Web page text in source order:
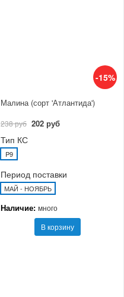
-15%
Малина (сорт 'Атлантида')
238 руб 202 руб
Тип КС
P9
Период поставки
МАЙ - НОЯБРЬ
Наличие: много
В корзину